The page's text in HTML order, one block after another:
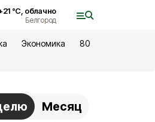
21°С, облачно
Белгород
Экономика
80
Месяц